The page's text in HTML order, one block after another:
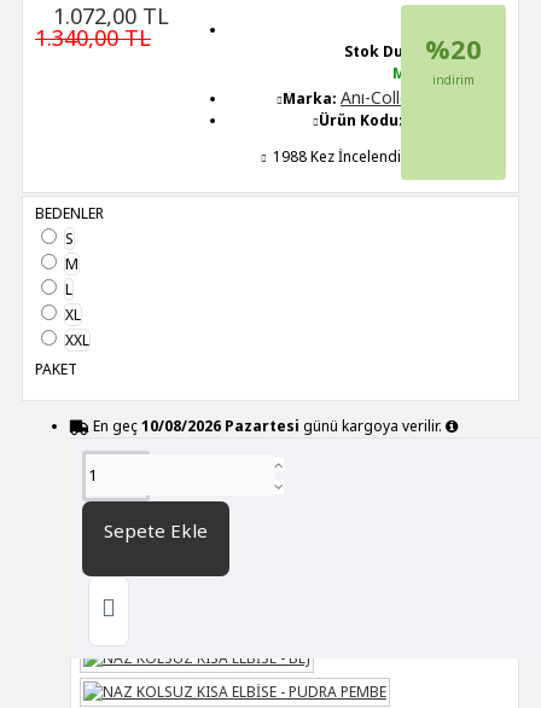
1.072,00 TL
1.340,00 TL
Stok Durumu:
Mevcut
Marka: Anı-Collection
Ürün Kodu:
1988 Kez İncelendi
%20
indirim
BEDENLER
S
M
L
XL
XXL
PAKET
En geç10/08/2026 Pazartesi günü kargoya verilir.
Sepete Ekle
DİĞER RENK SEÇENEKLERİ